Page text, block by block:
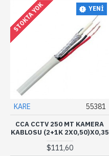
YENI
STOKTA YOK
KARE 55381
CCA CCTV 250 MT KAMERA
KABLOSU (2+1K 2X0,50)X0,35
$111,60